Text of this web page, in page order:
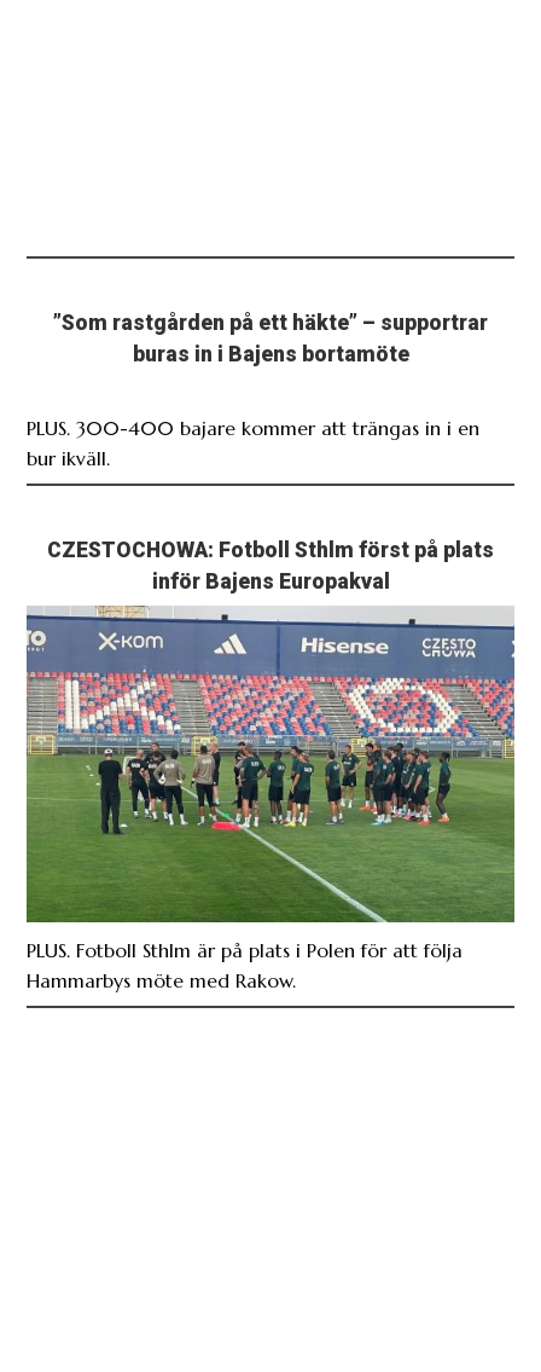
”Som rastgården på ett häkte” – supportrar
buras in i Bajens bortamöte
PLUS. 300-400 bajare kommer att trängas in i en
bur ikväll.
CZESTOCHOWA: Fotboll Sthlm först på plats
inför Bajens Europakval
PLUS. Fotboll Sthlm är på plats i Polen för att följa
Hammarbys möte med Rakow.